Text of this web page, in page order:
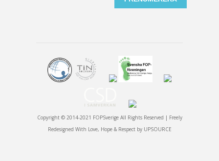
Copyright © 2014-2021 FOPSverige All Rights Reserved | Freely
Redesigned With Love, Hope & Respect by UPSOURCE